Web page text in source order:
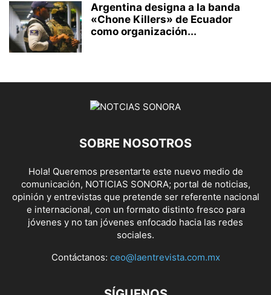
Argentina designa a la banda
«Chone Killers» de Ecuador
como organización...
SOBRE NOSOTROS
Hola! Queremos presentarte este nuevo medio de
comunicación, NOTICIAS SONORA; portal de noticias,
opinión y entrevistas que pretende ser referente nacional
e internacional, con un formato distinto fresco para
jóvenes y no tan jóvenes enfocado hacia las redes
sociales.
Contáctanos: ceo@laentrevista.com.mx